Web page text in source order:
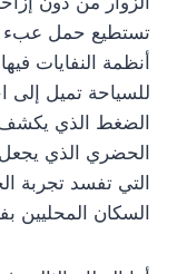
تستطيع حمل عبء
أنظمة النفايات
للسياحة تميل إلى
الضغط الذي يكشف
الحضري الذي يجعل
التي تفسد تجربة
السكان المحليين